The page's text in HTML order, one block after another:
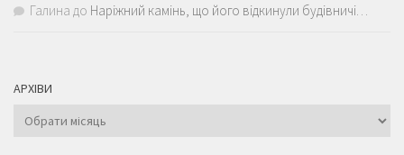
Галина до Наріжний камінь, що його відкинули будівничі…
АРХІВИ
Архіви